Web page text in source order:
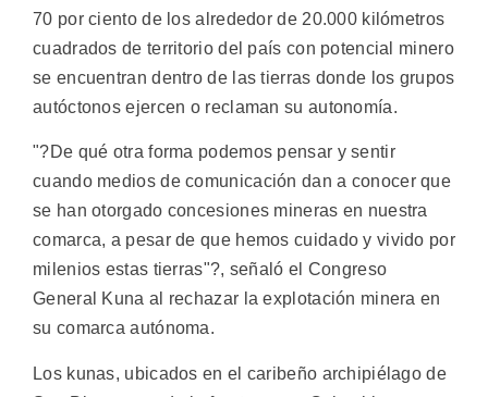
70 por ciento de los alrededor de 20.000 kilómetros
cuadrados de territorio del país con potencial minero
se encuentran dentro de las tierras donde los grupos
autóctonos ejercen o reclaman su autonomía.
"?De qué otra forma podemos pensar y sentir
cuando medios de comunicación dan a conocer que
se han otorgado concesiones mineras en nuestra
comarca, a pesar de que hemos cuidado y vivido por
milenios estas tierras"?, señaló el Congreso
General Kuna al rechazar la explotación minera en
su comarca autónoma.
Los kunas, ubicados en el caribeño archipiélago de